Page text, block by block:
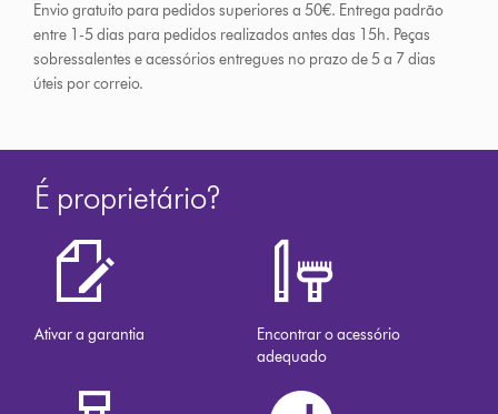
Envio gratuito para pedidos superiores a 50€. Entrega padrão
entre 1-5 dias para pedidos realizados antes das 15h. Peças
sobressalentes e acessórios entregues no prazo de 5 a 7 dias
úteis por correio.
É proprietário?
Ativar a garantia
Encontrar o acessório
adequado